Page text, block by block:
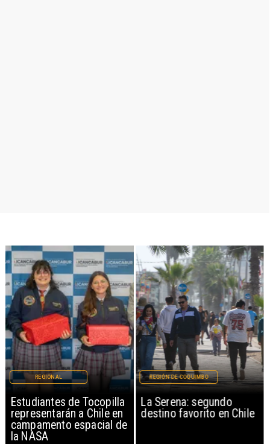
Estudiantes de Tocopilla
representarán a Chile en
campamento espacial de
la NASA
REGIONAL
La Serena: segundo
destino favorito en Chile
REGIÓN DE COQUIMBO